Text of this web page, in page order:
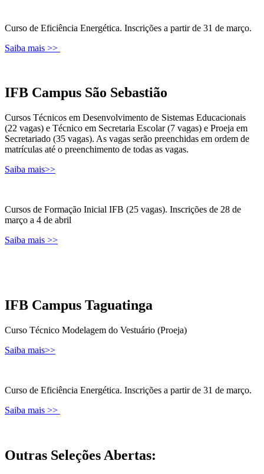
Curso de Eficiência Energética. Inscrições a partir de 31 de março.
Saiba mais >>
IFB Campus São Sebastião
Cursos Técnicos em Desenvolvimento de Sistemas Educacionais
(22 vagas) e Técnico em Secretaria Escolar (7 vagas) e Proeja em
Secretariado (35 vagas). As vagas serão preenchidas em ordem de
matrículas até o preenchimento de todas as vagas.
Saiba mais>>
Cursos de Formação Inicial IFB (25 vagas). Inscrições de 28 de
março a 4 de abril
Saiba mais >>
IFB Campus Taguatinga
Curso Técnico Modelagem do Vestuário (Proeja)
Saiba mais>>
Curso de Eficiência Energética. Inscrições a partir de 31 de março.
Saiba mais >>
Outras Seleções Abertas: